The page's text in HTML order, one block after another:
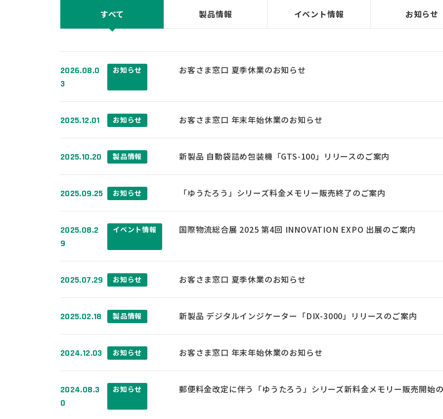
すべて 製品情報 イベント情報 お知らせ
2026.08.0
3
お知らせ お客さま窓口 夏季休業のお知らせ
2025.12.01 お知らせ お客さま窓口 年末年始休業のお知らせ
2025.10.20 製品情報 新製品 自動袋詰め包装機「GTS-100」リリースのご案内
2025.09.25 お知らせ 「ゆうたろう」シリーズ料金メモリー販売終了のご案内
2025.08.2
9
イベント情報 国際物流総合展 2025 第4回 INNOVATION EXPO 出展のご案内
2025.07.29 お知らせ お客さま窓口 夏季休業のお知らせ
2025.02.18 製品情報 新製品 デジタルインジケーター「DIX-3000」リリースのご案内
2024.12.03 お知らせ お客さま窓口 年末年始休業のお知らせ
2024.08.3
0
お知らせ 郵便料金改定に伴う「ゆうたろう」シリーズ新料金メモリー販売開始